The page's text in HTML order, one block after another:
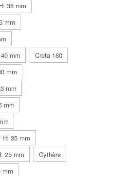
35 mm
mm
mm
Creta 180
mm
mm
mm
35 mm
25 mm
Cythère
mm